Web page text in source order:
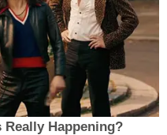
Happening?